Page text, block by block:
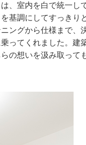
、室内を白で統一し
基調にしてすっきり
ニングから仕様まで、
ってくれました。建
の想いを汲み取って